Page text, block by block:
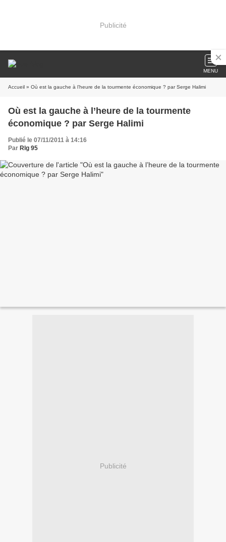
Publicité
MENU
Accueil » Où est la gauche à l’heure de la tourmente économique ? par Serge Halimi
Où est la gauche à l’heure de la tourmente
économique ? par Serge Halimi
Publié le 07/11/2011 à 14:16
Par Rlg 95
Publicité